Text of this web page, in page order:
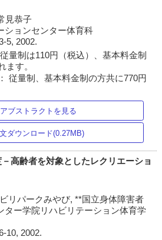
見恭子
ションセンター体育科
5, 2002.
量制は110円（税込）、基本料金制
ます。
従量制、基本料金制の方共に770円
アブストラクトを見る
ダウンロード(0.27MB)
高齢者を対象としたレクリエーショ
リパークみやび, **国立身体障害者
ター学院リハビリテーション体育学
10, 2002.